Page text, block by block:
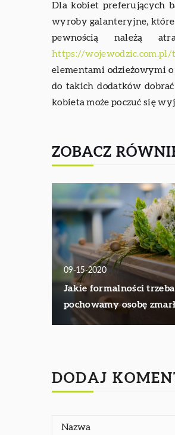
Dla kobiet preferujących
wyroby galanteryjne,
pewnością należą
https://
elementami odzieżowymi
do takich dodatków
kobieta może poczuć się
ZOBACZ
09-15-2020
Jakie formalności
pochowamy osobę
DODAJ